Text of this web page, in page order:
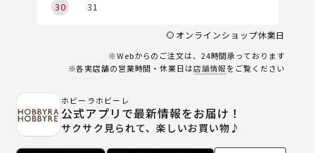
30
31
オンラインショップ休業日
※Webからのご注文は、24時間承っております
※各実店舗の営業時間・休業日は店舗情報をご覧ください
ホビーラホビーレ
公式アプリで最新情報をお届け！
サクサク見られて、楽しいお買い物♪